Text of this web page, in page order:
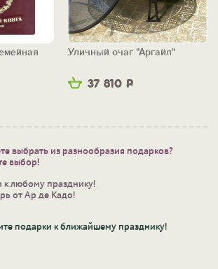
37 810 Р
Уличный очаг "Аргайл"
выбрать из разнообразия подарков?
выбор!
к любому празднику!
от Ар де Кадо!
подарки к ближайшему празднику!